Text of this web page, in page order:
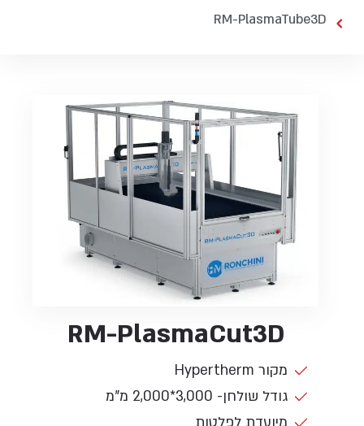
RM-PlasmaTube3D
RM-PlasmaCut3D
מקור Hypertherm
גודל שולחן- 3,000*2,000 מ"מ
מיועדת לפלטות